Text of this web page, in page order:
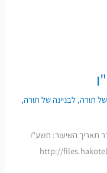
של תורה,לבניינה של תורה,
תאריך השיעור: תשע"ו